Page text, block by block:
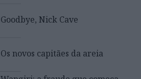
Goodbye, Nick Cave
Os novos capitães da areia